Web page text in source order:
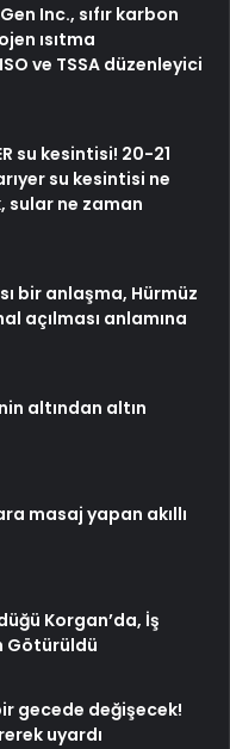
Inc., sıfır karbon
ısıtma
ve TSSA düzenleyici
su kesintisi! 20-21
su kesintisi ne
sular ne zaman
bir anlaşma, Hürmüz
açılması anlamına
altından altın
masaj yapan akıllı
Korgan’da, İş
Götürüldü
gecede değişecek!
uyardı